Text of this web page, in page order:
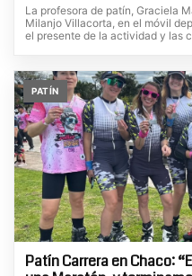
La profesora de patín, Graciela
Milanjo Villacorta, en el móvil
el presente de la actividad y las
PATÍN
Patín Carrera en Chaco: